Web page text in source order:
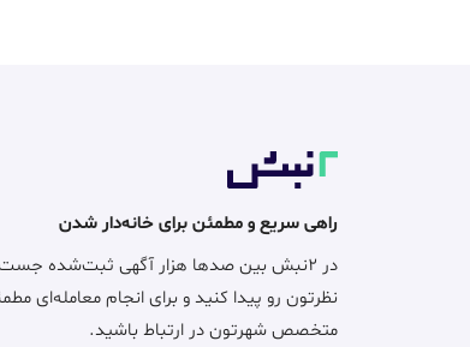
راهی سریع و مطمئن برای خانه‌دار شدن
در ۲نبش بین صدها هزار آگهی ثبت‌شده
نظرتون رو پیدا کنید و برای انجام معامله‌ای
متخصص شهرتون در ارتباط باشید.